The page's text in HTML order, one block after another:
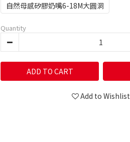
自然母感矽膠奶嘴6-18M大圓洞
Quantity
ADD TO CART
Add to Wishlist